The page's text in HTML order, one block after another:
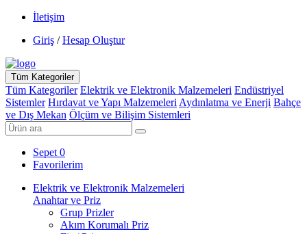
İletişim
Giriş / Hesap Oluştur
Tüm Kategoriler
Tüm Kategoriler Elektrik ve Elektronik Malzemeleri Endüstriyel
Sistemler Hırdavat ve Yapı Malzemeleri Aydınlatma ve Enerji Bahçe
ve Dış Mekan Ölçüm ve Bilişim Sistemleri
Sepet 0
Favorilerim
Elektrik ve Elektronik Malzemeleri
Anahtar ve Priz
Grup Prizler
Akım Korumalı Priz